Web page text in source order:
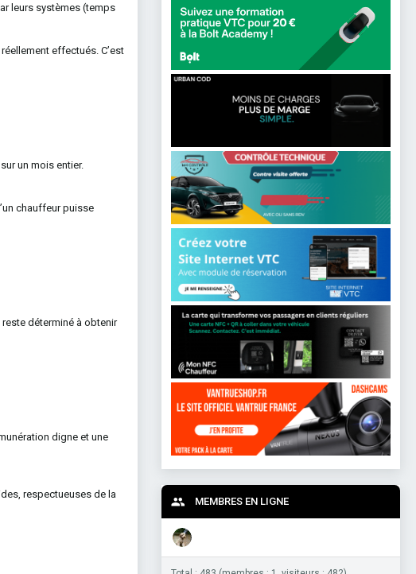
leurs systèmes (temps
effectués. C’est
un mois entier.
chauffeur puisse
déterminé à obtenir
digne et une
respectueuses de la
MEMBRES EN LIGNE